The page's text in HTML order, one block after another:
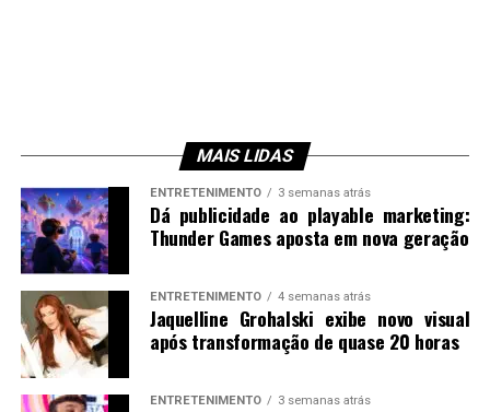
MAIS LIDAS
ENTRETENIMENTO 3 semanas atrás
Dá publicidade ao playable marketing:
Thunder Games aposta em nova geração
ENTRETENIMENTO 4 semanas atrás
Jaquelline Grohalski exibe novo visual
após transformação de quase 20 horas
ENTRETENIMENTO 3 semanas atrás